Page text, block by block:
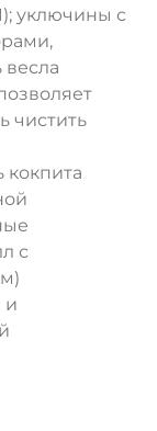
уключины с
чистить
кокпита
с
и